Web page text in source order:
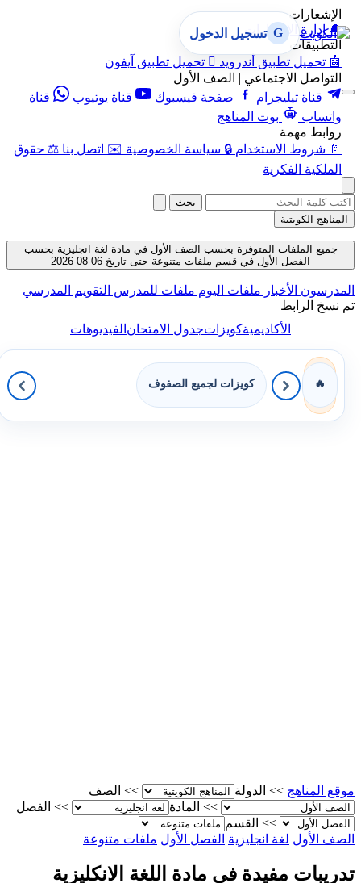
الإشعارات
🔔 إدارة الإشعارات
التطبيقات
تحميل تطبيق أندرويد  تحميل تطبيق آيفون
التواصل الاجتماعي | الصف الأول
قناة تيليجرام
صفحة فيسبوك قناة يوتيوب
قناة
واتساب
بوت المناهج
روابط مهمة
شروط الاستخدام 🔒 سياسة الخصوصية ✉️ اتصل بنا ⚖️ حقوق
الملكية الفكرية
G تسجيل الدخول
بحث
المناهج الكويتية
جميع الملفات المتوفرة بحسب الصف الأول في مادة لغة انجليزية بحسب
الفصل الأول في قسم ملفات متنوعة حتى تاريخ 06-08-2026
الأخبارملفات اليومملفات للمدرسالتقويم المدرسي
نسخ الرابط
الأكاديميةكويزاتجدول الامتحانالفيديوهات
كويزات لجميع الصفوف
المناهج >> الدولة >> الصف
>> المادة >> الفصل
>> القسم
الأول لغة انجليزية الفصل الأول ملفات متنوعة
مفيدة في مادة اللغة الانكليزية